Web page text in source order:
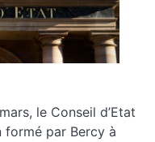
le Conseil d’Etat
formé par Bercy à